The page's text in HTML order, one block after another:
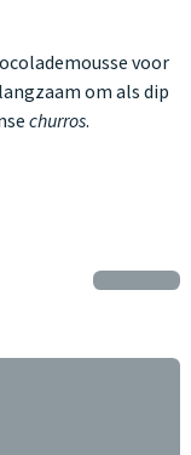
voor
om als dip
churros.